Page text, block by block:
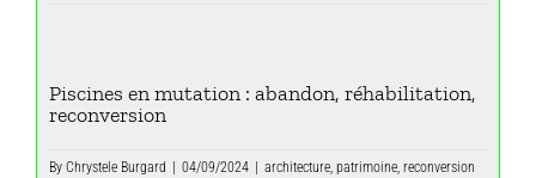
Piscines en mutation : abandon, réhabilitation,
reconversion
By Chrystele Burgard 04/09/2024 architecture, patrimoine, reconversion